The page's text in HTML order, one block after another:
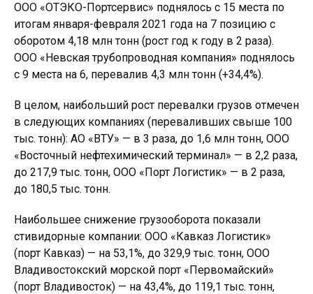
ООО «ОТЭКО-Портсервис» поднялось с 15 места по
итогам января-февраля 2021 года на 7 позицию с
оборотом 4,18 млн тонн (рост год к году в 2 раза).
ООО «Невская трубопроводная компания» поднялось
с 9 места на 6, перевалив 4,3 млн тонн (+34,4%).
В целом, наибольший рост перевалки грузов отмечен
в следующих компаниях (переваливших свыше 100
тыс. тонн): АО «ВТУ» — в 3 раза, до 1,6 млн тонн, ООО
«Восточный нефтехимический терминал» — в 2,2 раза,
до 217,9 тыс. тонн, ООО «Порт Логистик» — в 2 раза,
до 180,5 тыс. тонн.
Наибольшее снижение грузооборота показали
стивидорные компании: ООО «Кавказ Логистик»
(порт Кавказ) — на 53,1%, до 329,9 тыс. тонн, ООО
Владивостокский морской порт «Первомайский»
(порт Владивосток) — на 43,4%, до 119,1 тыс. тонн,